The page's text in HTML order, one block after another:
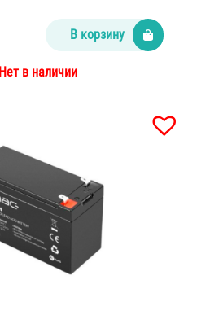
В корзину
Нет в наличии